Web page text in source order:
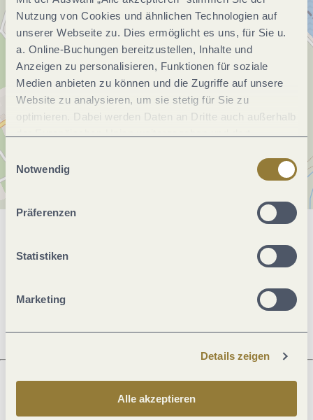
Nutzung von Cookies und ähnlichen Technologien auf
unserer Webseite zu. Dies ermöglicht es uns, für Sie u.
a. Online-Buchungen bereitzustellen, Inhalte und
Anzeigen zu personalisieren, Funktionen für soziale
Medien anbieten zu können und die Zugriffe auf unsere
Website zu analysieren, um sie stetig für Sie zu
optimieren. Dabei werden Daten an Dritte auch außerhalb
jederzeit widerrufen werden. Mit der Auswahl "Alle
ablehnen" kann es zu Beeinträchtigungen in der Nutzung
Einwilligungsauswahl
Notwendig
Präferenzen
Statistiken
Marketing
Details zeigen
Alle akzeptieren
Allgemeine Informationen
Ruhetage
Was möchtest du als nächstes tun?